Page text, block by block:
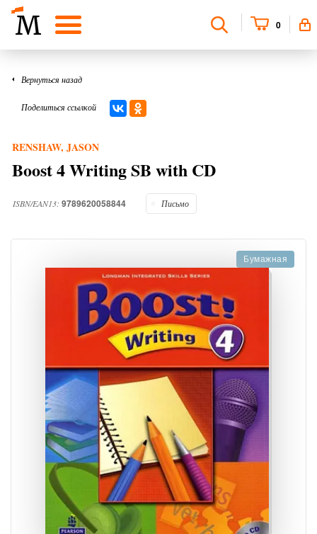
0
Вернуться назад
Поделиться ссылкой
RENSHAW, JASON
Boost 4 Writing SB with CD
ISBN/EAN13: 9789620058844 Письмо
Бумажная